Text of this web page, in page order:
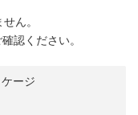
ん。
認ください。
ージ